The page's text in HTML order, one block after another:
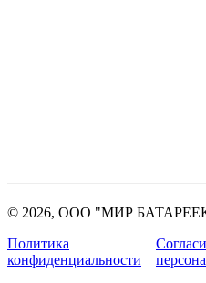
© 2026, ООО "МИР
Политика
конфиденциальности